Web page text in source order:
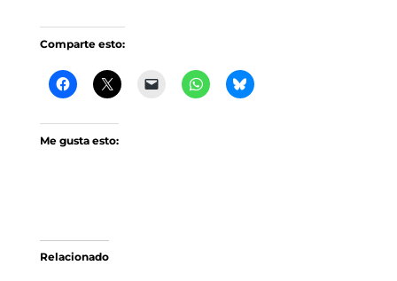
Comparte esto:
Me gusta esto:
Relacionado